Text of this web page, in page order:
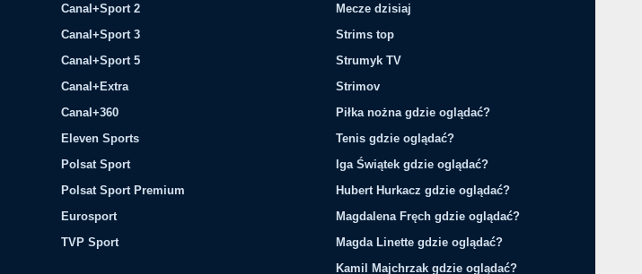
Canal+Sport 2
Canal+Sport 3
Canal+Sport 5
Canal+Extra
Canal+360
Eleven Sports
Polsat Sport
Polsat Sport Premium
Eurosport
TVP Sport
Mecze dzisiaj
Strims top
Strumyk TV
Strimov
Piłka nożna gdzie oglądać?
Tenis gdzie oglądać?
Iga Świątek gdzie oglądać?
Hubert Hurkacz gdzie oglądać?
Magdalena Fręch gdzie oglądać?
Magda Linette gdzie oglądać?
Kamil Majchrzak gdzie oglądać?